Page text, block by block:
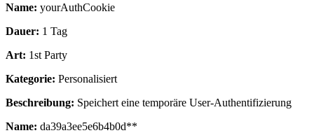
Name: yourAuthCookie
Dauer: 1 Tag
Art: 1st Party
Kategorie: Personalisiert
Beschreibung: Speichert eine temporäre User-Authentifizierung
Name: da39a3ee5e6b4b0d**